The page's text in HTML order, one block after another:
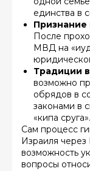
единства в
Признание
После
МВД на
Традиции
возможно
обрядов в
законами в
«кипа сруга».
Сам процесс
Израиля
возможность
вопросы